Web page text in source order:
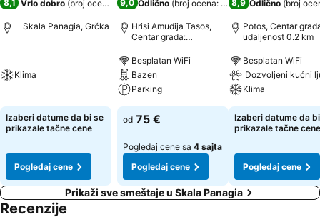
8,1 Vrlo dobro (broj ocena: 124)
Skala Panagia, Grčka
Klima
Izaberi datume da bi se
prikazale tačne cene
Pogledaj cene
9,0 Odlično (broj ocena: 446)
Hrisi Amudija Tasos,
Centar grada:
Besplatan WiFi
Bazen
Parking
od 75 €
Pogledaj cene sa 4 sajta
Pogledaj cene
8,9 Odlično (broj
Potos, Centar
udaljenost 0.2 km
Besplatan WiFi
Dozvoljeni kućni
Klima
Izaberi datume da
prikazale tačne cene
Pogledaj cene
Prikaži sve smeštaje u Skala Panagia
Recenzije